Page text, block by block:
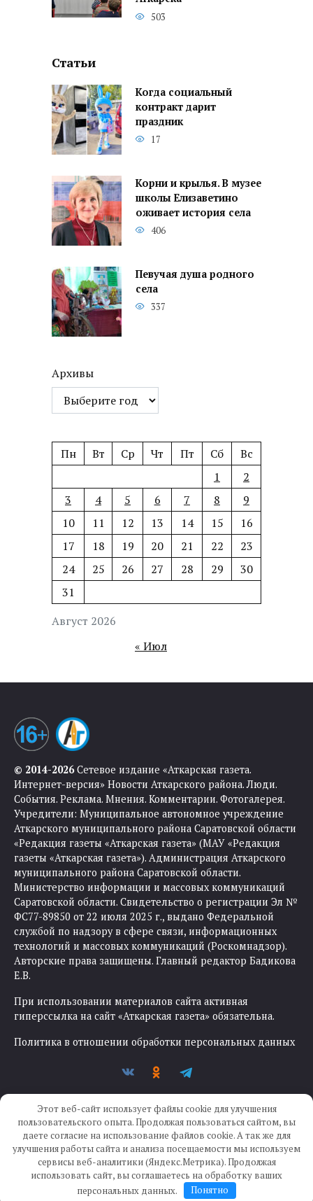
503
Статьи
Когда социальный
контракт дарит
праздник
17
Корни и крылья. В музее
школы Елизаветино
оживает история села
406
Певучая душа родного
села
337
Архивы
Август 2026
Пн Вт Ср Чт Пт Сб
Вс
1
2
3
4 5 6 7 8
9
10
11 12 13 14 15
16
17
18 19 20 21 22
23
24
25 26 27 28 29
30
31
« Июл
© 2014-2026Сетевое издание «Аткарская газета.
Интернет-версия» Новости Аткарского района. Люди.
События. Реклама. Мнения. Комментарии. Фотогалерея.
Учредители: Муниципальное автономное учреждение
Аткарского муниципального района Саратовской области
«Редакция газеты «Аткарская газета» (МАУ «Редакция
газеты «Аткарская газета»). Администрация Аткарского
муниципального района Саратовской области.
Министерство информации и массовых коммуникаций
Саратовской области. Свидетельство о регистрации Эл №
ФС77-89850 от 22 июля 2025 г., выдано Федеральной
службой по надзору в сфере связи, информационных
технологий и массовых коммуникаций (Роскомнадзор).
Авторские права защищены. Главный редактор Бадикова
Е.В.
При использовании материалов сайта активная
гиперссылка на сайт «Аткарская газета» обязательна.
Политика в отношении обработки персональных данных
Создание сайта —IKWEB
Этот веб-сайт использует файлы cookie для улучшения
пользовательского опыта. Продолжая пользоваться сайтом, вы
даете согласие на использование файлов cookie. А так же для
улучшения работы сайта и анализа посещаемости мы используем
сервисы веб-аналитики (Яндекс.Метрика). Продолжая
использовать сайт, вы соглашаетесь на обработку ваших
персональных данных.
Понятно